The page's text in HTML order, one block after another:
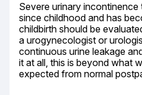
Severe urinary
since childhood and has
childbirth should be
a urogynecologist or
continuous urine leakage
it at all, this is beyond what
expected from normal